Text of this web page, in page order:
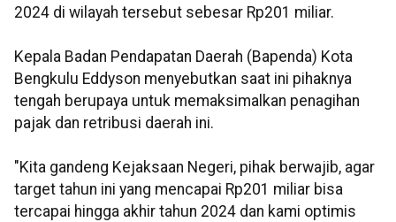
2024 di wilayah tersebut sebesar Rp201 miliar.
Kepala Badan Pendapatan Daerah (Bapenda) Kota
Bengkulu Eddyson menyebutkan saat ini pihaknya
tengah berupaya untuk memaksimalkan penagihan
pajak dan retribusi daerah ini.
"Kita gandeng Kejaksaan Negeri, pihak berwajib, agar
target tahun ini yang mencapai Rp201 miliar bisa
tercapai hingga akhir tahun 2024 dan kami optimis